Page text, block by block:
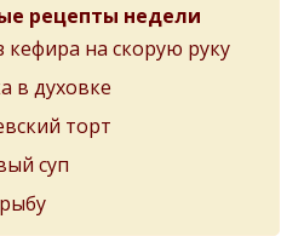
рецепты недели
на скорую руку
в духовке
торт
суп